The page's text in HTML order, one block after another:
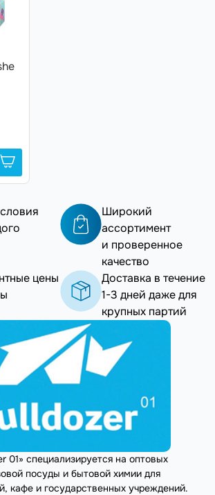
Широкий
ассортимент
и проверенное
качество
цены
Доставка в течение
1-3 дней даже для
крупных партий
01» специализируется на оптовых
посуды и бытовой химии для
кафе и государственных учреждений.